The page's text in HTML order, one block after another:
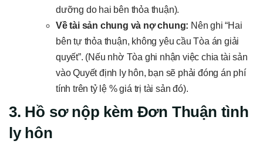
dưỡng do hai bên thỏa thuận).
Về tài sản chung và nợ chung: Nên ghi “Hai
bên tự thỏa thuận, không yêu cầu Tòa án giải
quyết”. (Nếu nhờ Tòa ghi nhận việc chia tài sản
vào Quyết định ly hôn, bạn sẽ phải đóng án phí
tính trên tỷ lệ % giá trị tài sản đó).
3. Hồ sơ nộp kèm Đơn Thuận tình
ly hôn